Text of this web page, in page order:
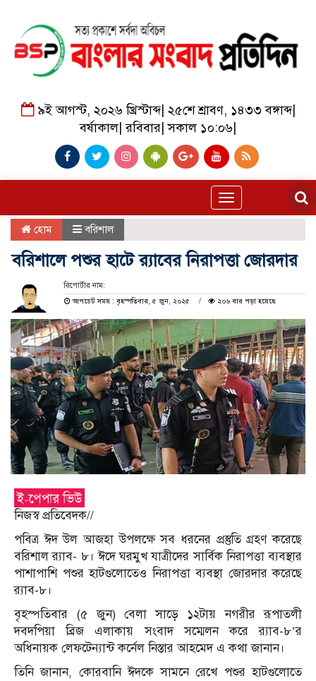
৯ই আগস্ট, ২০২৬ খ্রিস্টাব্দ| ২৫শে শ্রাবণ, ১৪৩৩ বঙ্গাব্দ|
বর্ষাকাল|রবিবার |সকাল ১০:০৬
Toggle
navigation
হোম বরিশাল
বরিশালে পশুর হাটে র‌্যাবের নিরাপত্তা জোরদার
রিপোর্টার নাম:
আপডেট সময় : বৃহস্পতিবার, ৫ জুন, ২০২৫
২০৬ বার পড়া হয়েছে
নিজস্ব প্রতিবেদক//
পবিত্র ঈদ উল আজহা উপলক্ষে সব ধরনের প্রস্তুতি গ্রহণ করেছে
বরিশাল র‌্যাব- ৮। ঈদে ঘরমুখ যাত্রীদের সার্বিক নিরাপত্তা ব্যবস্থার
পাশাপাশি পশুর হাটগুলোতেও নিরাপত্তা ব্যবস্থা জোরদার করেছে
র‌্যাব-৮।
বৃহস্পতিবার (৫ জুন) বেলা সাড়ে ১২টায় নগরীর রূপাতলী
দবদপিয়া ব্রিজ এলাকায় সংবাদ সম্মেলন করে র‌্যাব-৮’র
অধিনায়ক লেফটেন্যান্ট কর্নেল নিস্তার আহমেদ এ কথা জানান।
তিনি জানান, কোরবানি ঈদকে সামনে রেখে পশুর হাটগুলোতে